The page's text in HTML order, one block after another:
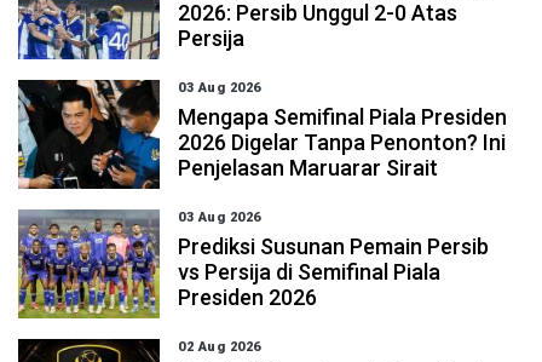
2026: Persib Unggul 2-0 Atas
Persija
03 Aug 2026
Mengapa Semifinal Piala Presiden
2026 Digelar Tanpa Penonton? Ini
Penjelasan Maruarar Sirait
03 Aug 2026
Prediksi Susunan Pemain Persib
vs Persija di Semifinal Piala
Presiden 2026
02 Aug 2026